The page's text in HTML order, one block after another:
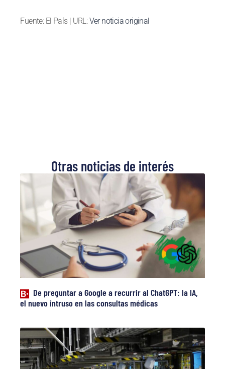
Fuente: El País | URL:Ver noticia original
Otras noticias de interés
De preguntar a Google a recurrir al ChatGPT: la IA,
el nuevo intruso en las consultas médicas